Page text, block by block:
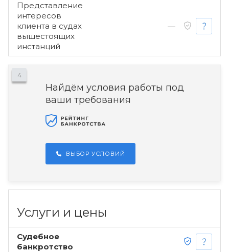
Представление
интересов
клиента в судах
вышестоящих
инстанций
—
4
Найдём условия работы под
ваши требования
ВЫБОР УСЛОВИЙ
Услуги и цены
Судебное
банкротство